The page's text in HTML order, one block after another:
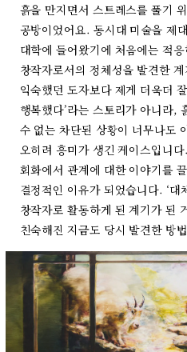
흙을 만지면서 스트레스를 풀기
공방이었어요. 동시대 미술을 제
대학에 들어왔기에 처음에는 적
창작자로서의 정체성을 발견한
익숙했던 도자보다 제게 더욱더
행복했다’라는 스토리가 아니라,
수 없는 차단된 상황이 너무나도
오히려 흥미가 생긴 케이스입니
회화에서 관계에 대한 이야기를
결정적인 이유가 되었습니다. ‘대
창작자로 활동하게 된 계기가 된
친숙해진 지금도 당시 발견한 방